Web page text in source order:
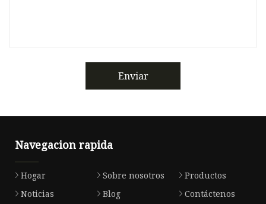
Enviar
Navegacion rapida
Hogar Sobre nosotros
Productos
Noticias
Blog
Contáctenos